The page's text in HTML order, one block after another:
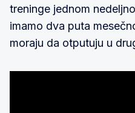
treninge jednom
imamo dva puta
moraju da otputuju u